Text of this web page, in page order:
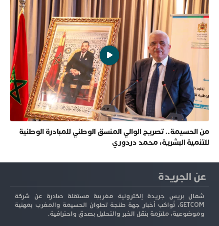
من الحسيمة.. تصريح الوالي المنسق الوطني للمبادرة الوطنية
للتنمية البشرية، محمد دردوري
عن الجريدة
شمال بريس جريدة إلكترونية مغربية مستقلة صادرة عن شركة
GETCOM، تُواكب أخبار جهة طنجة تطوان الحسيمة والمغرب بمهنية
وموضوعية، ملتزمة بنقل الخبر والتحليل بصدق واحترافية.